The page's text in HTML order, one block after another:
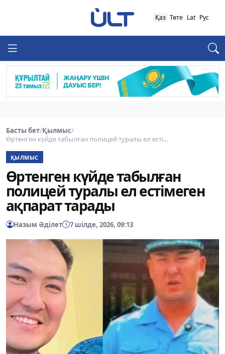
Қаз Төте Lat Рус
Басты бет/Қылмыс/
Өртенген күйде табылған полицей туралы ел есті...
ҚЫЛМЫС
Өртенген күйде табылған
полицей туралы ел естімеген
ақпарат тарады
Назым Әділет 7 шілде, 2026, 09:13